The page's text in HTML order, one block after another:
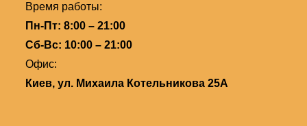
Время работы:
Пн-Пт: 8:00 – 21:00
Сб-Вс: 10:00 – 21:00
Офис:
Киев, ул. Михаила Котельникова 25А